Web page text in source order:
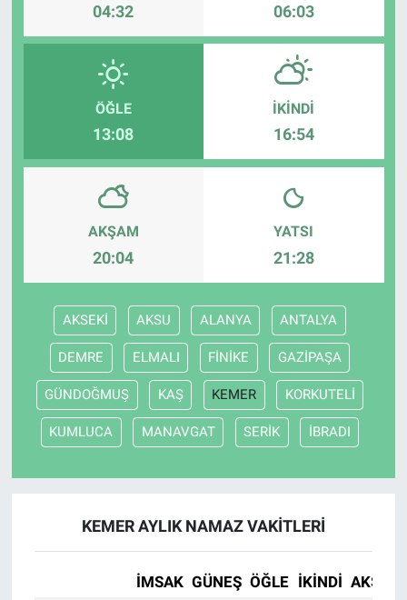
04:32 06:03
ÖĞLE
13:08
İKINDI
16:54
AKŞAM
20:04
YATSI
21:28
AKSEKİ AKSU ALANYA ANTALYA
DEMRE ELMALI FİNİKE GAZİPAŞA
GÜNDOĞMUŞ KAŞ KEMER KORKUTELİ
KUMLUCA MANAVGAT SERİK İBRADI
KEMER AYLIK NAMAZ VAKITLERI
İMSAK GÜNEŞ ÖĞLE İKINDI AKŞAM